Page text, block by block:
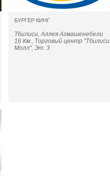
БУРГЕР КИНГ
Тбилиси, Аллея Агмашенебели
16 Км., Торговый центр "Тбилиси
Молл", Эт. 3